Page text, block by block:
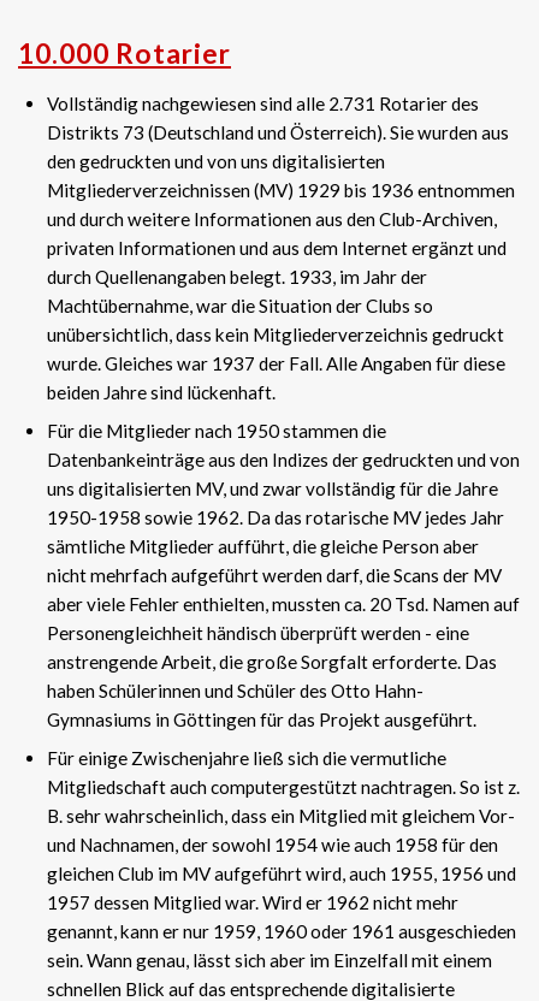
10.000 Rotarier
Vollständig nachgewiesen sind alle 2.731 Rotarier des
Distrikts 73 (Deutschland und Österreich). Sie wurden aus
den gedruckten und von uns digitalisierten
Mitgliederverzeichnissen (MV) 1929 bis 1936 entnommen
und durch weitere Informationen aus den Club-Archiven,
privaten Informationen und aus dem Internet ergänzt und
durch Quellenangaben belegt. 1933, im Jahr der
Machtübernahme, war die Situation der Clubs so
unübersichtlich, dass kein Mitgliederverzeichnis gedruckt
wurde. Gleiches war 1937 der Fall. Alle Angaben für diese
beiden Jahre sind lückenhaft.
Für die Mitglieder nach 1950 stammen die
Datenbankeinträge aus den Indizes der gedruckten und von
uns digitalisierten MV, und zwar vollständig für die Jahre
1950-1958 sowie 1962. Da das rotarische MV jedes Jahr
sämtliche Mitglieder aufführt, die gleiche Person aber
nicht mehrfach aufgeführt werden darf, die Scans der MV
aber viele Fehler enthielten, mussten ca. 20 Tsd. Namen auf
Personengleichheit händisch überprüft werden - eine
anstrengende Arbeit, die große Sorgfalt erforderte. Das
haben Schülerinnen und Schüler des Otto Hahn-
Gymnasiums in Göttingen für das Projekt ausgeführt.
Für einige Zwischenjahre ließ sich die vermutliche
Mitgliedschaft auch computergestützt nachtragen. So ist z.
B. sehr wahrscheinlich, dass ein Mitglied mit gleichem Vor-
und Nachnamen, der sowohl 1954 wie auch 1958 für den
gleichen Club im MV aufgeführt wird, auch 1955, 1956 und
1957 dessen Mitglied war. Wird er 1962 nicht mehr
genannt, kann er nur 1959, 1960 oder 1961 ausgeschieden
sein. Wann genau, lässt sich aber im Einzelfall mit einem
schnellen Blick auf das entsprechende digitalisierte